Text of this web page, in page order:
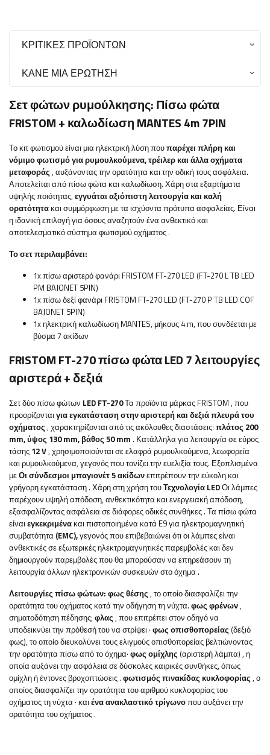
ΚΡΙΤΙΚΈΣ ΠΡΟΪΌΝΤΩΝ
ΚΆΝΕ ΜΙΑ ΕΡΏΤΗΣΗ
Σετ φώτων ρυμούλκησης: Πίσω φώτα
FRISTOM + καλωδίωση MANTES 4m 7PIN
Το κιτ φωτισμού είναι μια ηλεκτρική λύση πουπαρέχει πλήρη και
νόμιμο φωτισμό για ρυμουλκούμενα, τρέιλερ και άλλα οχήματα
μεταφοράς, αυξάνοντας την ορατότητα και την οδική τους ασφάλεια.
Αποτελείται από πίσω φώτα και καλωδίωση. Χάρη στα εξαρτήματα
υψηλής ποιότητας, εγγυάται αξιόπιστη λειτουργία και καλή
ορατότητακαι συμμόρφωση με τα ισχύοντα πρότυπα ασφαλείας. Είναι
η ιδανική επιλογή για όσους αναζητούν ένα ανθεκτικό και
αποτελεσματικό σύστημα φωτισμού οχήματος .
Το σετ περιλαμβάνει:
1x πίσω αριστερό φανάρι FRISTOM FT-270 LED (FT-270 L TB LED
PM BAJONET 5PIN)
1x πίσω δεξί φανάρι FRISTOM FT-270 LED (FT-270 P TB LED COF
BAJONET 5PIN)
1x ηλεκτρική καλωδίωση MANTES, μήκους 4 m, που συνδέεται με
βύσμα 7 ακίδων
FRISTOM FT-270 πίσω φώτα LED 7 λειτουργίες
αριστερά + δεξιά
Σετ δύο πίσω φώτων LED FT-270Τα προϊόντα μάρκας FRISTOM , που
προορίζονταιγια εγκατάσταση στην αριστερή και δεξιά πλευρά του
οχήματος, χαρακτηρίζονται από τις ακόλουθες διαστάσεις: πλάτος 200
mm, ύψος 130 mm, βάθος 50 mm . Κατάλληλα για λειτουργία σεεύρος
τάσης 12 V, χρησιμοποιούνται σε ελαφρά ρυμουλκούμενα, λεωφορεία
και ρυμουλκούμενα, γεγονός που τονίζει την ευελιξία τους. Εξοπλισμένα
μεΟι σύνδεσμοι μπαγιονέτ 5 ακίδωνεπιτρέπουν την εύκολη και
γρήγορη εγκατάσταση . Χάρη στη χρήση τουΤεχνολογία LEDΟι λάμπες
παρέχουν υψηλή απόδοση, ανθεκτικότητα και ενεργειακή απόδοση,
εξασφαλίζοντας ασφάλεια σε διάφορες οδικές συνθήκες . Τα πίσω φώτα
είναιεγκεκριμένακαι πιστοποιημένα κατά E9 για ηλεκτρομαγνητική
συμβατότητα (EMC),γεγονός που επιβεβαιώνει ότι οι λάμπες είναι
ανθεκτικές σε εξωτερικές ηλεκτρομαγνητικές παρεμβολές και δεν
δημιουργούν παρεμβολές που θα μπορούσαν να επηρεάσουν τη
λειτουργία άλλων ηλεκτρονικών συσκευών στο όχημα .
Λειτουργίες πίσω φώτων: φως θέσης, το οποίο διασφαλίζει την
ορατότητα του οχήματος κατά την οδήγηση τη νύχτα. φως φρένων,
σηματοδότηση πέδησης; φλας, που επιτρέπει στον οδηγό να
υποδεικνύει την πρόθεσή του να στρίψει · φωςοπισθοπορείας (δεξιό
φως), το οποίο διευκολύνει τους ελιγμούς οπισθοπορείας βελτιώνοντας
την ορατότητα πίσω από το όχημα· φως ομίχλης (αριστερή λάμπα) , η
οποία αυξάνει την ασφάλεια σε δύσκολες καιρικές συνθήκες, όπως
ομίχλη ή έντονες βροχοπτώσεις . φωτισμός πινακίδας κυκλοφορίας, ο
οποίος διασφαλίζει την ορατότητα του αριθμού κυκλοφορίας του
οχήματος τη νύχτα · καιένα ανακλαστικό τρίγωνοπου αυξάνει την
ορατότητα του οχήματος .